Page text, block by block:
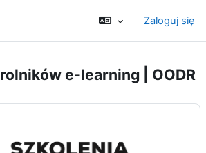
Zaloguj się
e-learning | OODR